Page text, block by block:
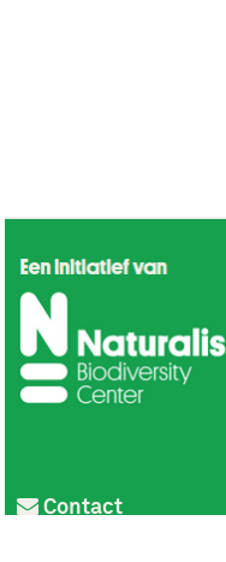
Contact